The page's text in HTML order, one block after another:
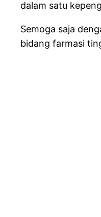
dalam satu
Semoga saja
bidang farmasi